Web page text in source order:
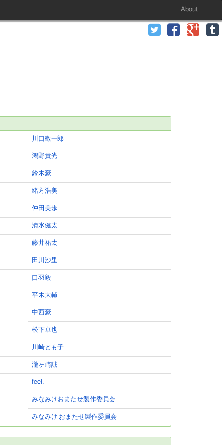
About
川口敬一郎
鴻野貴光
鈴木豪
緒方浩美
仲田美歩
清水健太
藤井祐太
田川沙里
口羽毅
平木大輔
中西豪
松下卓也
川崎とも子
瀧ヶ崎誠
feel.
みなみけおまたせ製作委員会
みなみけ おまたせ製作委員会